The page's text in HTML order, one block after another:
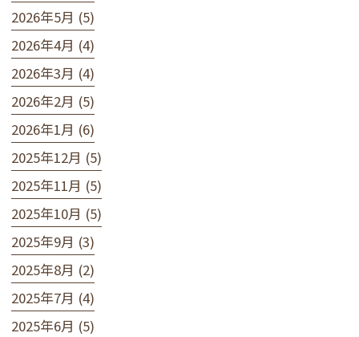
2026年5月 (5)
2026年4月 (4)
2026年3月 (4)
2026年2月 (5)
2026年1月 (6)
2025年12月 (5)
2025年11月 (5)
2025年10月 (5)
2025年9月 (3)
2025年8月 (2)
2025年7月 (4)
2025年6月 (5)